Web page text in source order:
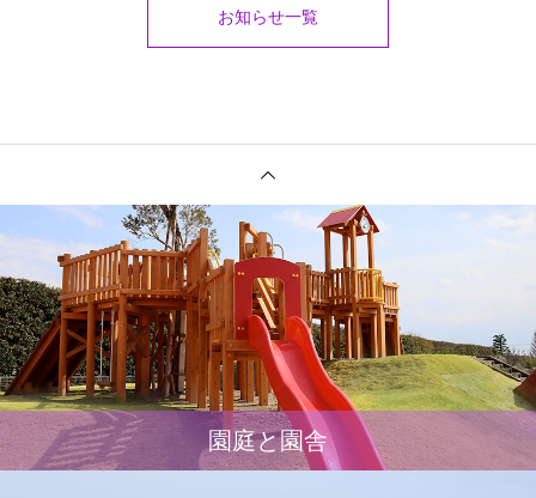
お知らせ一覧
園庭と園舎